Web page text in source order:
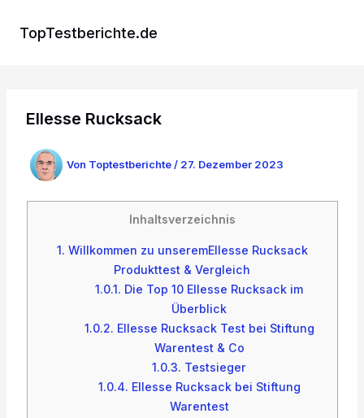
InhaltTopTestberichte.de
Ellesse Rucksack
Von Toptestberichte / 27. Dezember 2023
Inhaltsverzeichnis
1. Willkommen zu unseremEllesse Rucksack
Produkttest & Vergleich
1.0.1. Die Top 10 Ellesse Rucksack im
Überblick
1.0.2. Ellesse Rucksack Test bei Stiftung
Warentest & Co
1.0.3. Testsieger
1.0.4. Ellesse Rucksack bei Stiftung
Warentest